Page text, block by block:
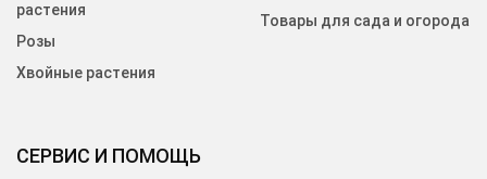
СЕРВИС И ПОМОЩЬ
растения
Розы
Хвойные растения
Товары для сада и огорода